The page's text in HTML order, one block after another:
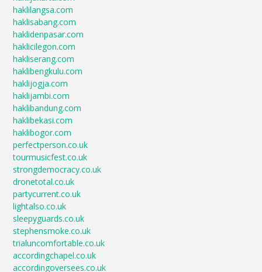
haklilangsa.com
haklisabang.com
haklidenpasar.com
haklicilegon.com
hakliserang.com
haklibengkulu.com
haklijogja.com
haklijambi.com
haklibandung.com
haklibekasi.com
haklibogor.com
perfectperson.co.uk
tourmusicfest.co.uk
strongdemocracy.co.uk
dronetotal.co.uk
partycurrent.co.uk
lightalso.co.uk
sleepyguards.co.uk
stephensmoke.co.uk
trialuncomfortable.co.uk
accordingchapel.co.uk
accordingoversees.co.uk